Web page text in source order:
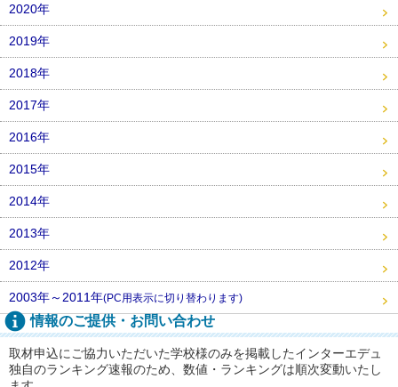
2020年
2019年
2018年
2017年
2016年
2015年
2014年
2013年
2012年
2003年～2011年(PC用表示に切り替わります)
情報のご提供・お問い合わせ
取材申込にご協力いただいた学校様のみを掲載したインターエデュ
独自のランキング速報のため、数値・ランキングは順次変動いたし